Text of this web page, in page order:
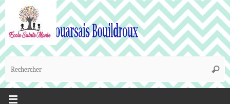
Passer
au
contenu
: